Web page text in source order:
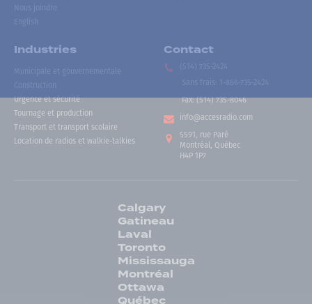
Nous joindre
English
Industries
Municipale et gouvernementale
Construction
Urgence et sécurité
Tournage et production
Transport et transport scolaire
Location de radios et walkie-talkies
Contact
(514) 735-2424
Sans frais
1-866-735-2424
Fax:(514) 735-8046
info@accesradio.com
5591, rue Paré
Montréal, Québec
H4P 1P7
Calgary
Gatineau
Laval
Toronto
Mississauga
Montréal
Ottawa
Québec